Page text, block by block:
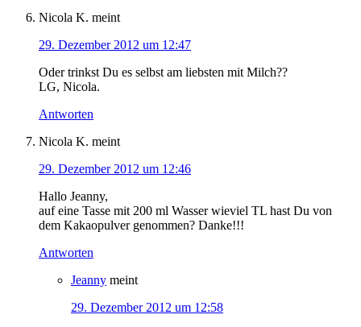
Nicola K. meint
29. Dezember 2012 um 12:47
Oder trinkst Du es selbst am liebsten mit Milch??
LG, Nicola.
Antworten
Nicola K. meint
29. Dezember 2012 um 12:46
Hallo Jeanny,
auf eine Tasse mit 200 ml Wasser wieviel TL hast Du von
dem Kakaopulver genommen? Danke!!!
Antworten
Jeanny meint
29. Dezember 2012 um 12:58